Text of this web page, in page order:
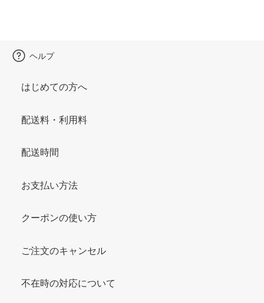
ヘルプ
はじめての方へ
配送料・利用料
配送時間
お支払い方法
クーポンの使い方
ご注文のキャンセル
不在時の対応について